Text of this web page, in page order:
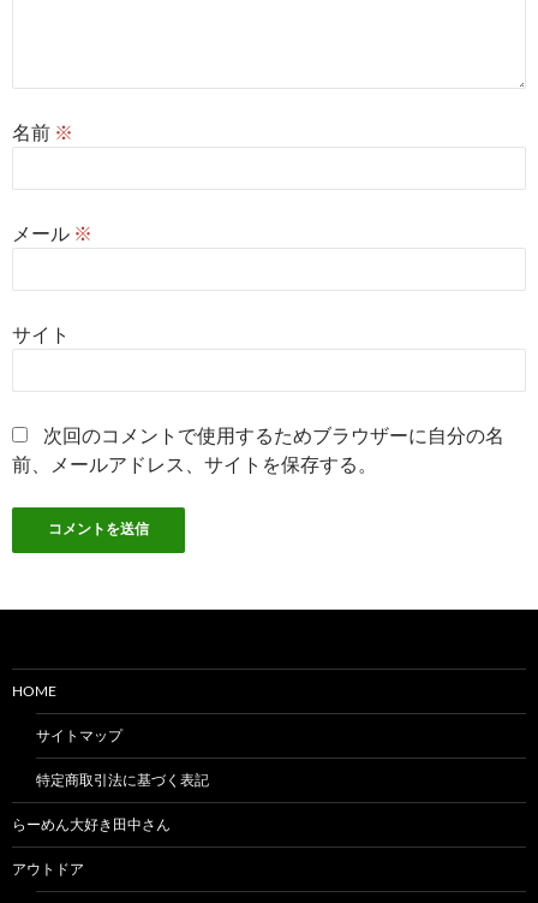
名前 ※
メール ※
サイト
次回のコメントで使用するためブラウザーに自分の名
前、メールアドレス、サイトを保存する。
HOME
サイトマップ
特定商取引法に基づく表記
らーめん大好き田中さん
アウトドア